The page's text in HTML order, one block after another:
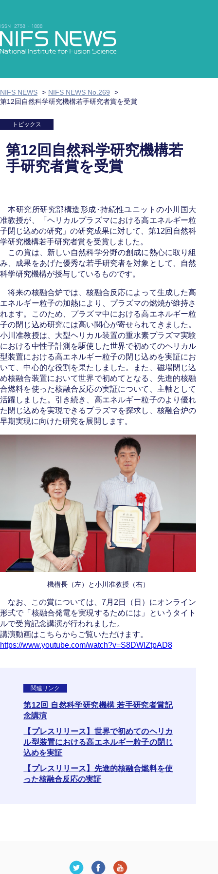
NIFS NEWS
NIFS NEWS No.269
第12回自然科学研究機構若手研究者賞を受賞
トピックス
第12回自然科学研究機構若
手研究者賞を受賞
本研究所研究部構造形成･持続性ユニットの小川国大
准教授が、「ヘリカルプラズマにおける高エネルギー粒
子閉じ込めの研究」の研究成果に対して、第12回自然科
学研究機構若手研究者賞を受賞しました。
この賞は、新しい自然科学分野の創成に熱心に取り組
み、成果をあげた優秀な若手研究者を対象として、自然
科学研究機構が授与しているものです。
将来の核融合炉では、核融合反応によって生成した高
エネルギー粒子の加熱により、プラズマの燃焼が維持さ
れます。このため、プラズマ中における高エネルギー粒
子の閉じ込め研究には高い関心が寄せられてきました。
小川准教授は、大型ヘリカル装置の重水素プラズマ実験
における中性子計測を駆使した世界で初めてのヘリカル
型装置における高エネルギー粒子の閉じ込めを実証にお
いて、中心的な役割を果たしました。また、磁場閉じ込
め核融合装置において世界で初めてとなる、先進的核融
合燃料を使った核融合反応の実証について、主軸として
活躍しました。引き続き、高エネルギー粒子のより優れ
た閉じ込めを実現できるプラズマを探求し、核融合炉の
早期実現に向けた研究を展開します。
機構長（左）と小川准教授（右）
なお、この賞については、7月2日（日）にオンライン
形式で「核融合発電を実現するためには」というタイト
ルで受賞記念講演が行われました。
講演動画はこちらからご覧いただけます。
https://www.youtube.com/watch?v=S8DWIZtpAD8
関連リンク
第12回 自然科学研究機構 若手研究者賞記
念講演
【プレスリリース】世界で初めてのヘリカ
ル型装置における高エネルギー粒子の閉じ
込めを実証
【プレスリリース】先進的核融合燃料を使
った核融合反応の実証